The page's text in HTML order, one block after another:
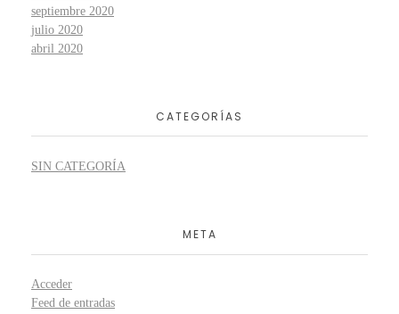
septiembre 2020
julio 2020
abril 2020
CATEGORÍAS
SIN CATEGORÍA
META
Acceder
Feed de entradas